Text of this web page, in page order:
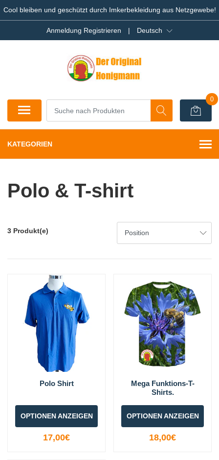
Cool bleiben und geschützt durch Imkerbekleidung aus Netzgewebe!
Anmeldung Registrieren | Deutsch
0
KATEGORIEN
Polo & T-shirt
3 Produkt(e)
Polo Shirt
OPTIONEN ANZEIGEN
17,00€
Mega Funktions-T-
Shirts.
OPTIONEN ANZEIGEN
18,00€